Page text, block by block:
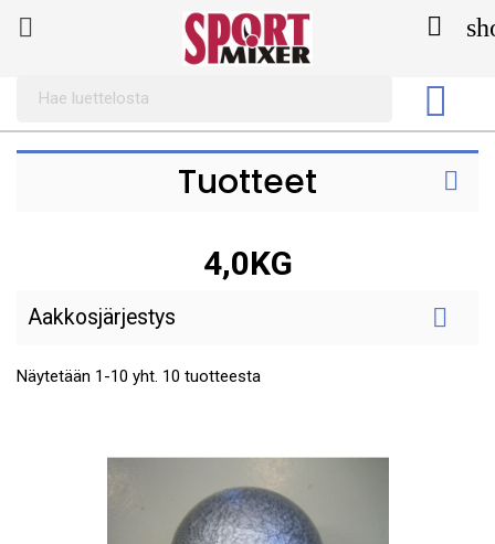
 

Tuotteet 
4,0KG
Aakkosjärjestys 
Näytetään 1-10 yht. 10 tuotteesta